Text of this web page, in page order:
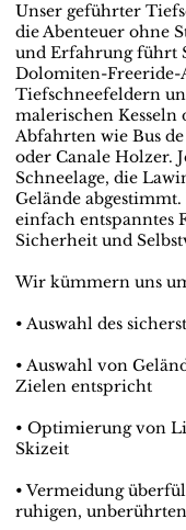
Unser geführter
die Abenteuer ohne
und Erfahrung führt
Dolomiten-Freeride-
Tiefschneefeldern
malerischen Kesseln
Abfahrten wie Bus
oder Canale Holzer.
Schneelage, die
Gelände
einfach entspanntes
Sicherheit und
Wir kümmern uns
• Auswahl des
• Auswahl von
Zielen entspricht
• Optimierung von
Skizeit
• Vermeidung
ruhigen,